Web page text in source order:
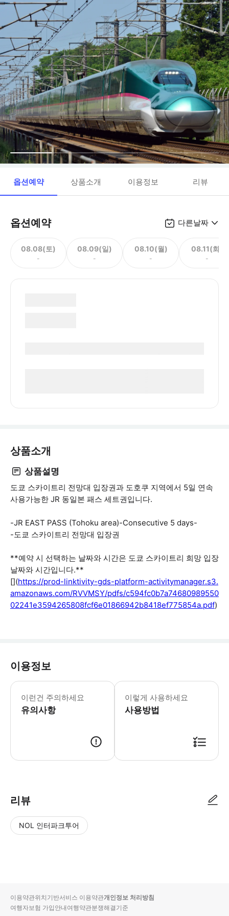
옵션예약 상품소개 이용정보 리뷰
옵션예약 다른날짜
08.08(토)
-
08.09(일)
-
08.10(월)
-
08.11(화)
-
상품소개
상품설명
도쿄 스카이트리 전망대 입장권과 도호쿠 지역에서 5일 연속
사용가능한 JR 동일본 패스 세트권입니다.
-JR EAST PASS (Tohoku area)-Consecutive 5 days-
-도쿄 스카이트리 전망대 입장권
**예약 시 선택하는 날짜와 시간은 도쿄 스카이트리 희망 입장
날짜와 시간입니다.**
[](https://prod-linktivity-gds-platform-activitymanager.s3.
amazonaws.com/RVVMSY/pdfs/c594fc0b7a74680989550
02241e3594265808fcf6e01866942b8418ef775854a.pdf)
이용정보
이런건 주의하세요
유의사항
< 도쿄 스카이트리 > 만 5세 이하는
이렇게 사용하세요
사용방법
리뷰
NOL 인터파크투어
입니
다.
순
상
이용약관위치기반서비스 이용약관개인정보 처리방침
여행자보험 가입안내여행약관분쟁해결기준